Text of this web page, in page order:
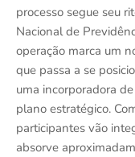
processo segue seu
Nacional de
operação marca um
que passa a se
uma incorporadora
plano estratégico.
participantes vão
absorve